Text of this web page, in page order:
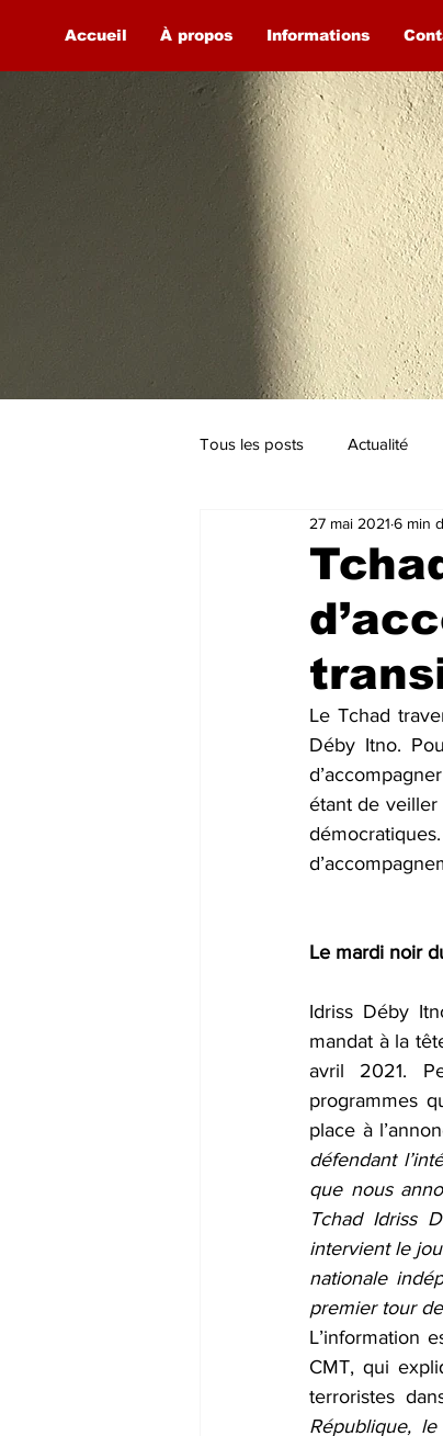
Accueil À propos Informations
Tous les posts Actualité
27 mai 2021 6 min
Le Tchad
Déby Itno.
étant de
Le mardi noir
Idriss Déby
mandat à la
avril 2021.
programmes
place à
défendant
que nous
Tchad Idriss
intervient le
nationale
premier tour
L’information
CMT, qui
terroristes
République,